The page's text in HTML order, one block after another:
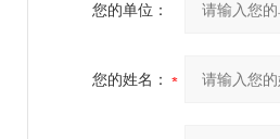
您的单位：
您的姓名：